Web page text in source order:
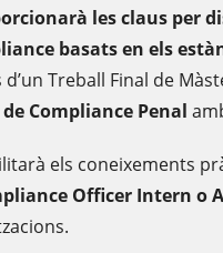
les claus per
basats en els
d’un Treball Final de
Compliance Penal
els coneixements
Officer Intern o